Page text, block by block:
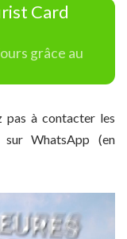
Card
grâce au
pas à contacter les
WhatsApp (en